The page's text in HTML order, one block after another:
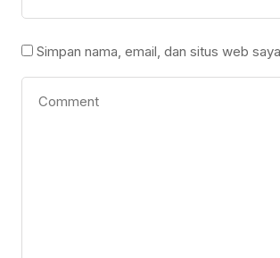
Simpan nama, email, dan situs web